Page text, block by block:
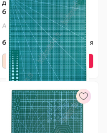
двухсторонний А2 (SF-
6073) зеленый
Артикул: 140-585
695 ₽
Оптовая
- +